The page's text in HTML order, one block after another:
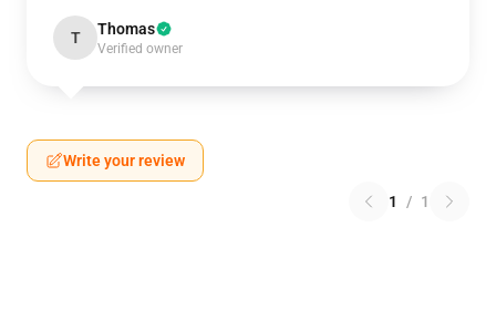
T Thomas
Verified owner
Write your review
1 / 1